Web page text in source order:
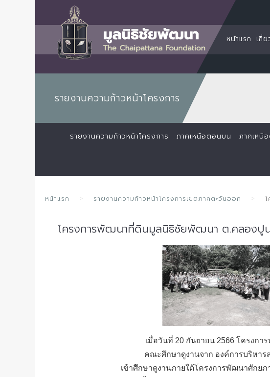
หน้าแรก เกี่
รายงานความก้าวหน้าโครงการ
รายงานความก้าวหน้าโครงการ ภาคเหนือตอนบน ภาคเหนื
หน้าแรก รายงานความก้าวหน้าโครงการเขตภาคตะวันออก
โครงการพัฒนาที่ดินมูลนิธิชัยพัฒนา ต.คลองปู
เมื่อวันที่ 20 กันยายน 2566 โครงก
คณะศึกษาดูงานจาก องค์การบริหาร
เข้าศึกษาดูงานภายใต้โครงการพัฒนาศักย